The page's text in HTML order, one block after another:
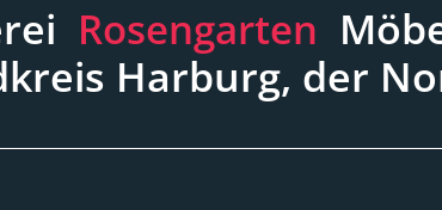
Rosengarten
Harburg, der